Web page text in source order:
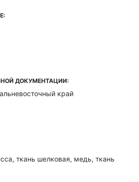
ДОКУМЕНТАЦИИ:
край
ткань шелковая, медь, ткань